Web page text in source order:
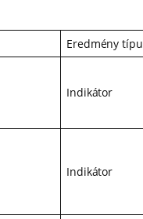
Eredmény
Indikátor
Indikátor